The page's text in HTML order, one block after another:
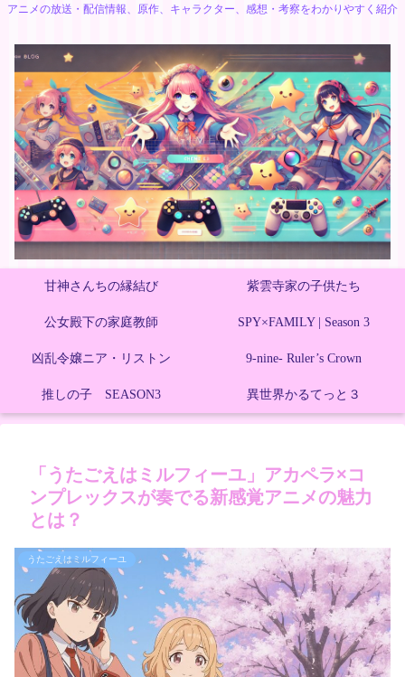
アニメの放送・配信情報、原作、キャラクター、感想・考察をわかりやすく紹介
甘神さんちの縁結び 紫雲寺家の子供たち
公女殿下の家庭教師 SPY×FAMILY | Season 3
凶乱令嬢ニア・リストン 9-nine- Ruler’s Crown
推しの子 SEASON3 異世界かるてっと３
「うたごえはミルフィーユ」アカペラ×コ
ンプレックスが奏でる新感覚アニメの魅力
とは？
うたごえはミルフィーユ